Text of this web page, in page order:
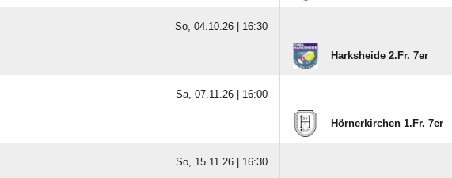
So, 04.10.26 | 16:30
Harksheide 2.Fr. 7er
Sa, 07.11.26 | 16:00
Hörnerkirchen 1.Fr. 7er
So, 15.11.26 | 16:30